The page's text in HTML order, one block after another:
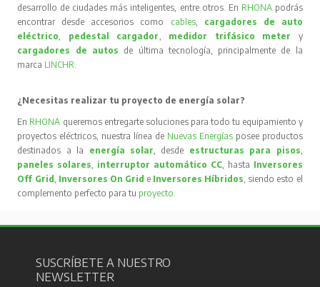
desarrollo de ciudades más inteligentes, entre otros. En RHONA podrás
encontrar desde accesorios como cables, cargadores de auto
eléctrico
pedestal cargador medidor trifásico meter
y
cargadores de autos de última tecnología, principalmente de la
marca LINCHR
¿Necesitas realizar tu proyecto de energía solar?
En RHONA queremos entregarte soluciones para todo tu equipamiento y
proyectos eléctricos, nuestra línea de Nuevas Energíasposee productos
destinados a la energía solar , desde estructuras para pisos
paneles solares
interruptor automático CC, hasta Inversores
Off Grid Inversores On Grid e Inversores Híbridos , siendo esto el
complemento perfecto para tu proyecto
SUSCRÍBETE A NUESTRO
NEWSLETTER